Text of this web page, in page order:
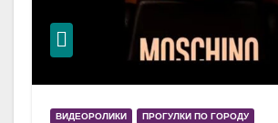
ВИДЕОРОЛИКИ ПРОГУЛКИ ПО ГОРОДУ